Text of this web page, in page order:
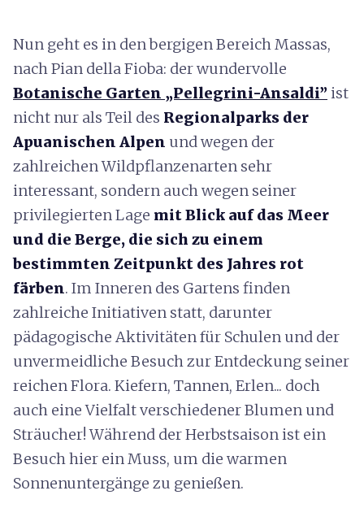
Nun geht es in den bergigen Bereich Massas,
nach Pian della Fioba: der wundervolle
Botanische Garten „Pellegrini-Ansaldi” ist
nicht nur als Teil des Regionalparks der
Apuanischen Alpen und wegen der
zahlreichen Wildpflanzenarten sehr
interessant, sondern auch wegen seiner
privilegierten Lage mit Blick auf das Meer
und die Berge, die sich zu einem
bestimmten Zeitpunkt des Jahres rot
färben. Im Inneren des Gartens finden
zahlreiche Initiativen statt, darunter
pädagogische Aktivitäten für Schulen und der
unvermeidliche Besuch zur Entdeckung seiner
reichen Flora. Kiefern, Tannen, Erlen... doch
auch eine Vielfalt verschiedener Blumen und
Sträucher! Während der Herbstsaison ist ein
Besuch hier ein Muss, um die warmen
Sonnenuntergänge zu genießen.